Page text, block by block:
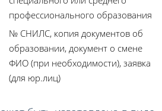
профессионального образования
№ СНИЛС, копия документов об
образовании, документ о смене
ФИО (при необходимости), заявка
(для юр.лиц)